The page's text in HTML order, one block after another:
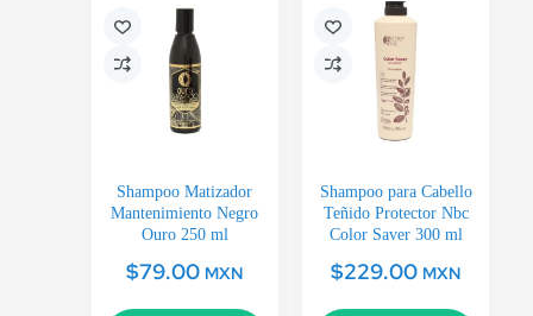
Shampoo Matizador
Mantenimiento Negro
Ouro 250 ml
$79.00 MXN
Shampoo para Cabello
Teñido Protector Nbc
Color Saver 300 ml
$229.00 MXN